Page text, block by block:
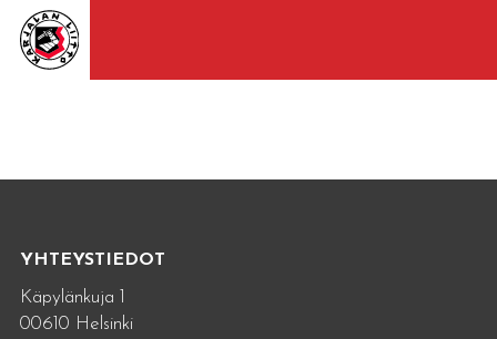
YHTEYSTIEDOT
Käpylänkuja 1
00610 Helsinki